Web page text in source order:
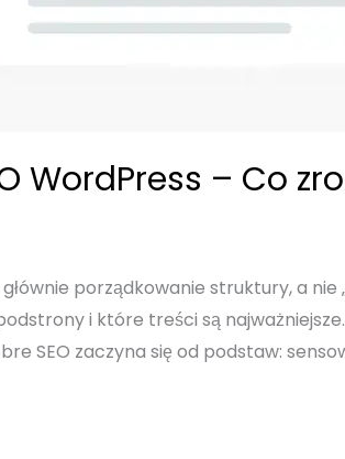
WordPress – Co
porządkowanie struktury, a
i które treści są
SEO zaczyna się od podstaw: